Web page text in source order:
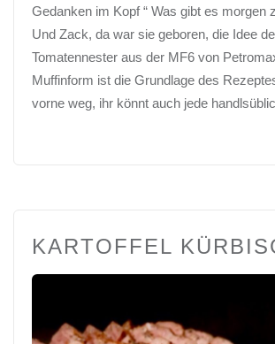
Gedanken im Kopf “ Was gibt es morgen
Und Zack, da war sie geboren, die Idee
Tomatennester aus der MF6 von
Muffinform ist die Grundlage des
vorne weg, ihr könnt auch jede
KARTOFFEL